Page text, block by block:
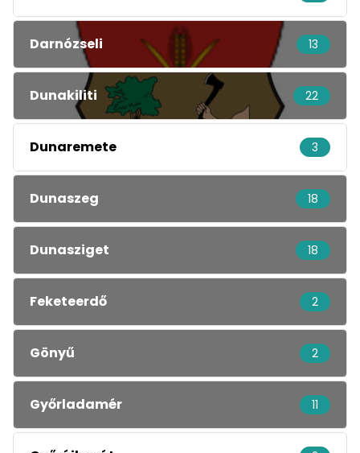
Darnózseli 13
Dunakiliti 22
Dunaremete 3
Dunaszeg 18
Dunasziget 18
Feketeerdő 2
Gönyű 2
Győrladamér 11